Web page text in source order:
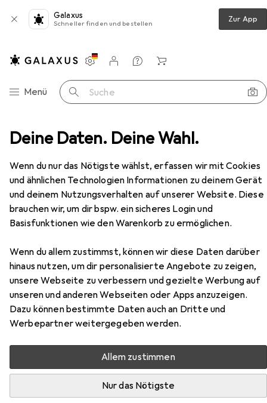
Deine Daten. Deine Wahl.
Wenn du nur das Nötigste wählst, erfassen wir mit Cookies
und ähnlichen Technologien Informationen zu deinem Gerät
und deinem Nutzungsverhalten auf unserer Website. Diese
brauchen wir, um dir bspw. ein sicheres Login und
Basisfunktionen wie den Warenkorb zu ermöglichen.
Wenn du allem zustimmst, können wir diese Daten darüber
hinaus nutzen, um dir personalisierte Angebote zu zeigen,
unsere Webseite zu verbessern und gezielte Werbung auf
unseren und anderen Webseiten oder Apps anzuzeigen.
Dazu können bestimmte Daten auch an Dritte und
Werbepartner weitergegeben werden.
Allem zustimmen
Nur das Nötigste
Galaxus
Schneller finden und bestellen Zur App
Navigation nach Kategorien
Menü Suche
Einstellungen
Kundenkonto
Vergleichslisten
Merklisten
Warenkorb
Messlehre Mitutoyo Messschieber
MitutoyoMessschieber
20 cm
Zubehör für Mitutoyo
Messschieber
Hier findest du passendes Zubehör zum Produkt
Mitutoyo Messschieber aus der Kategorie Messlehre.
Relevanz